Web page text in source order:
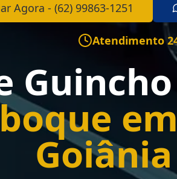
Agora - (62) 99863-1251
Atendimento
Goiânia